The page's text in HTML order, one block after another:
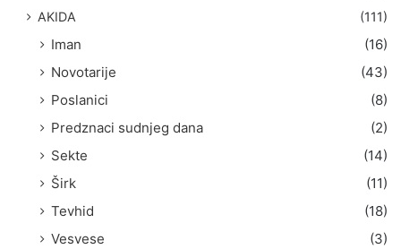
AKIDA
(111)
Iman
(16)
Novotarije
(43)
Poslanici
(8)
Predznaci sudnjeg dana
(2)
Sekte
(14)
Širk
(11)
Tevhid
(18)
Vesvese
(3)